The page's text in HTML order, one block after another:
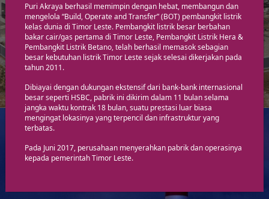
Puri Akraya berhasil memimpin dengan hebat, membangun dan
mengelola “Build, Operate and Transfer” (BOT) pembangkit listrik
kelas dunia di Timor Leste. Pembangkit listrik besar berbahan
bakar cair/gas pertama di Timor Leste, Pembangkit Listrik Hera &
Pembangkit Listrik Betano, telah berhasil memasok sebagian
besar kebutuhan listrik Timor Leste sejak selesai dikerjakan pada
tahun 2011.
Dibiayai dengan dukungan ekstensif dari bank-bank internasional
besar seperti HSBC, pabrik ini dikirim dalam 11 bulan selama
jangka waktu kontrak 18 bulan, suatu prestasi luar biasa
mengingat lokasinya yang terpencil dan infrastruktur yang
terbatas.
Pada Juni 2017, perusahaan menyerahkan pabrik dan operasinya
kepada pemerintah Timor Leste.